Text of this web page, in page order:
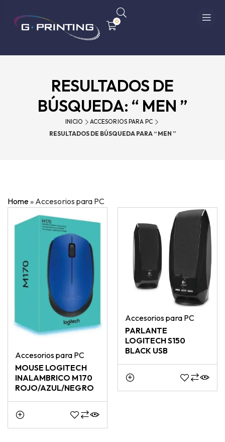
0
RESULTADOS DE
BÚSQUEDA: “ MEN ”
INICIO
ACCESORIOS PARA PC
RESULTADOS DE BÚSQUEDA PARA “ MEN ”
Home» Accesorios para PC
Accesorios para PC
MOUSE LOGITECH
INALAMBRICO M170
ROJO/AZUL/NEGRO
Accesorios para PC
PARLANTE
LOGITECH S150
BLACK USB